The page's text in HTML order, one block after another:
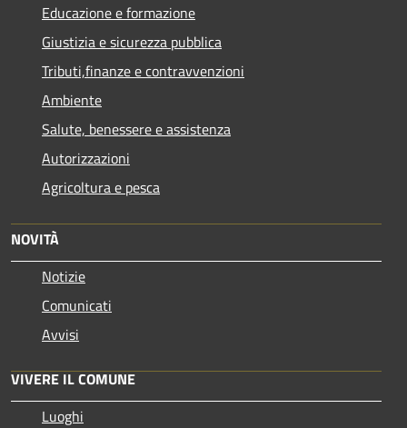
Educazione e formazione
Giustizia e sicurezza pubblica
Tributi,finanze e contravvenzioni
Ambiente
Salute, benessere e assistenza
Autorizzazioni
Agricoltura e pesca
NOVITÀ
Notizie
Comunicati
Avvisi
VIVERE IL COMUNE
Luoghi